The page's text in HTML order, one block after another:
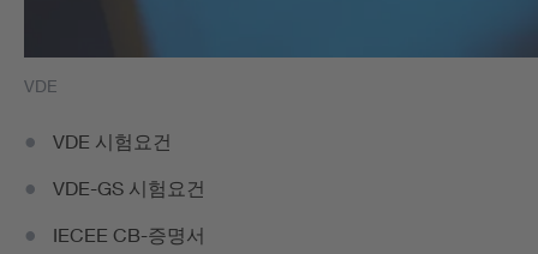
VDE
VDE 시험요건
VDE-GS 시험요건
IECEE CB-증명서